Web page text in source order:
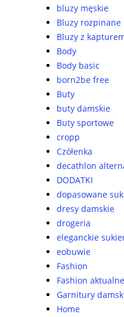
bluzy męskie
Bluzy rozpinane
Bluzy z
Body
Body basic
born2be free
Buty
buty damskie
Buty sportowe
cropp
Czółenka
decathlon
DODATKI
dopasowane
dresy damskie
drogeria
eleganckie
eobuwie
Fashion
Fashion
Garnitury
Home